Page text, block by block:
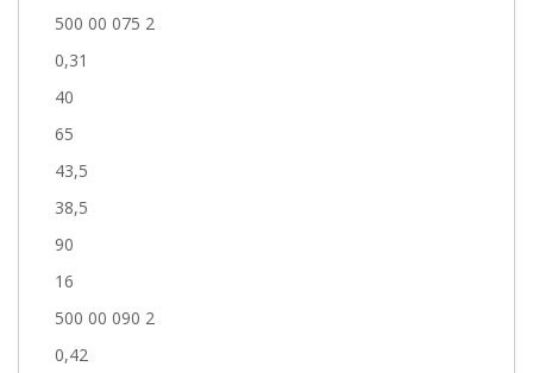
500 00 075 2
0,31
40
65
43,5
38,5
90
16
500 00 090 2
0,42